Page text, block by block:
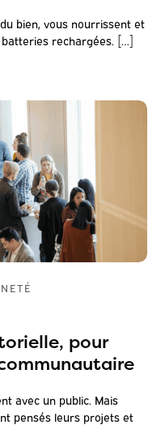
bien, vous nourrissent et
rechargées. […]
pour
avec un public. Mais
pensés leurs projets et